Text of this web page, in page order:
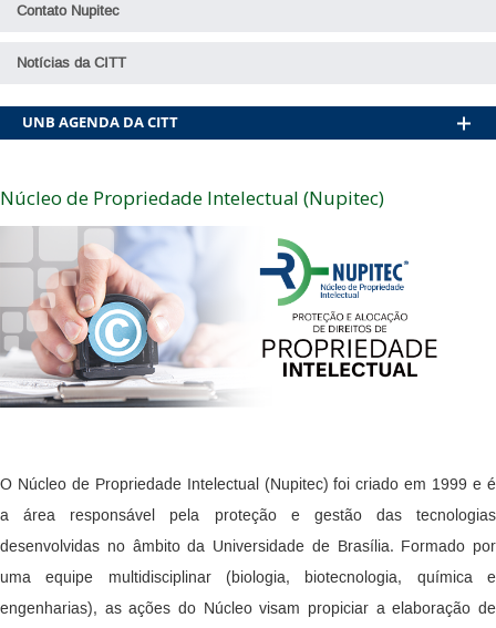
Contato Nupitec
Notícias da CITT
AGENDA DA CITT
Núcleo de Propriedade Intelectual (Nupitec)
O Núcleo de Propriedade Intelectual (Nupitec) foi criado em 1999 e é
a área responsável pela proteção e gestão das tecnologias
desenvolvidas no âmbito da Universidade de Brasília. Formado por
uma equipe multidisciplinar (biologia, biotecnologia, química e
engenharias), as ações do Núcleo visam propiciar a elaboração de